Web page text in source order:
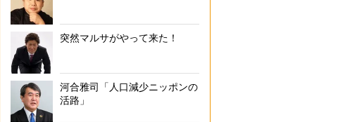
突然マルサがやって来た！
河合雅司「人口減少ニッポンの
活路」